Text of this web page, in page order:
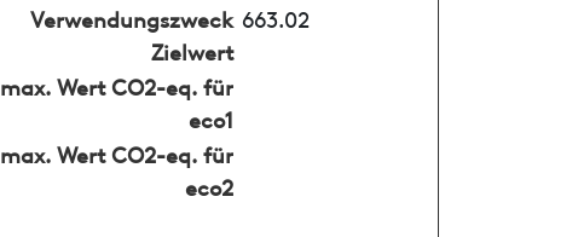
Verwendungszweck
Zielwert
663.02
max. Wert CO2-eq. für
eco1
max. Wert CO2-eq. für
eco2